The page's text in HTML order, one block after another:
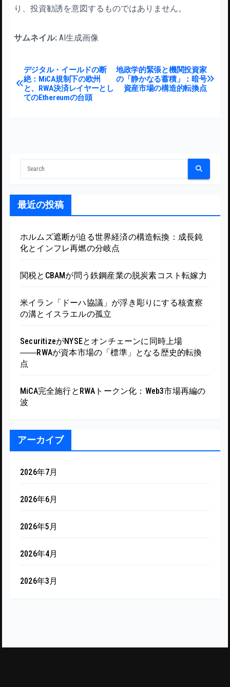
り、投資勧誘を意図するものではありません。
サムネイル: AI生成画像
投稿ナビゲーション
地政学的緊張と機関投資家
の「静かなる蓄積」：暗号
資産市場の構造的転換点
デジタル・イールドの断
絶：MiCA規制下の欧州
と、RWA決済レイヤーとし
てのEthereumの台頭
最近の投稿
ホルムズ遮断が迫る世界経済の構造転換：成長鈍
化とインフレ再燃の分岐点
関税とCBAMが問う鉄鋼産業の脱炭素コスト転嫁力
米イラン「ドーハ協議」が浮き彫りにする核査察
の溝とイスラエルの孤立
SecuritizeがNYSEとオンチェーンに同時上場
――RWAが資本市場の「標準」となる歴史的転換
点
MiCA完全施行とRWAトークン化：Web3市場再編の
波
アーカイブ
2026年7月
2026年6月
2026年5月
2026年4月
2026年3月